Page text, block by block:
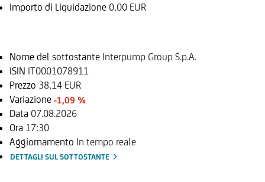
Importo di Liquidazione 0,00 EUR
Nome del sottostante Interpump Group S.p.A.
ISIN IT0001078911
Prezzo 38,14 EUR
Variazione -1,09 %
Data 07.08.2026
Ora 17:30
Aggiornamento In tempo reale
DETTAGLI SUL SOTTOSTANTE